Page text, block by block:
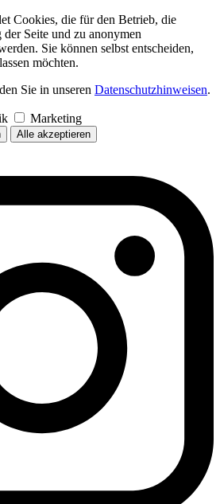
Cookies, die für den Betrieb, die
Seite und zu anonymen
Sie können selbst entscheiden,
möchten.
Sie in unseren Datenschutzhinweisen.
Marketing
Alle akzeptieren